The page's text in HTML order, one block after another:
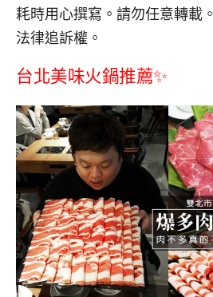
耗時用心撰寫。請勿任意轉載
法律追訴權。
台北美味火鍋推薦✨